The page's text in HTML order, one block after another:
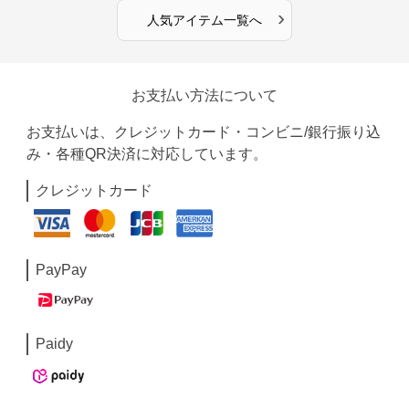
人気アイテム一覧へ ›
お支払い方法について
お支払いは、クレジットカード・コンビニ/銀行振り込
み・各種QR決済に対応しています。
クレジットカード
PayPay
Paidy